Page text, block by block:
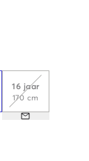
16 jaar
170 cm